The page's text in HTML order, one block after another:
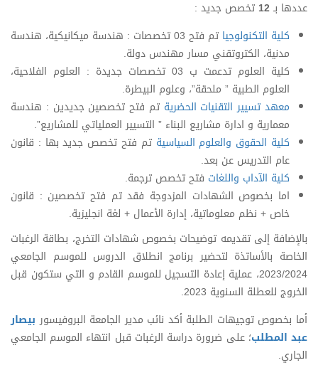
عددها بـ12 تخصص جديد :
كلية التكنولوجيا
تم فتح 03 تخصصات : هندسة ميكانيكية، هندسة
مدنية، الكتروتقني مسار مهندس دولة.
كلية العلوم تدعمت ب 03 تخصصات جديدة : العلوم الفلاحية،
العلوم الطبية ” ملحقة”، وعلوم البيطرة.
معهد تسيير التقنيات الحضرية تم فتح تخصصين جديدين : هندسة
معمارية و ادارة مشاريع البناء ” التسيير العملياتي للمشاريع”.
كلية الحقوق والعلوم السياسية تم فتح تخصص جديد بها : قانون
عام التدريس عن بعد.
كلية الآداب واللغات فتح تخصص ترجمة.
اما بخصوص الشهادات المزدوجة فقد تم فتح تخصصين : قانون
خاص + نظم معلوماتية، إدارة الأعمال + لغة انجليزية.
بالإضافة إلى تقديمه توضيحات بخصوص شهادات التخرج، بطاقة الرغبات
الخاصة بالأساتذة لتحضير برنامج انطلاق الدروس للموسم الجامعي
2023/2024، عملية إعادة التسجيل للموسم القادم و التي ستكون قبل
الخروج للعطلة السنوية 2023.
أما بخصوص توجيهات الطلبة أكد نائب مدير الجامعة البروفيسور بيصار
عبد المطلب؛ على ضرورة دراسة الرغبات قبل انتهاء الموسم الجامعي
الجاري.